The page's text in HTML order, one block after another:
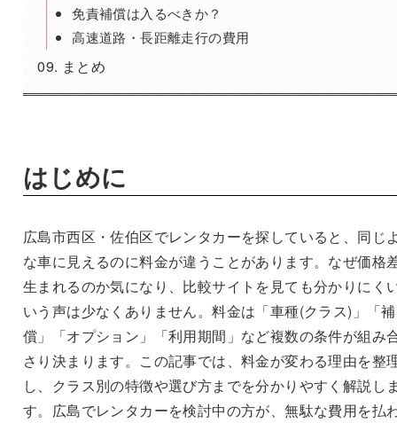
免責補償は入るべきか？
高速道路・長距離走行の費用
まとめ
はじめに
広島市西区・佐伯区でレンタカーを探していると、同じ
な車に見えるのに料金が違うことがあります。なぜ価格
生まれるのか気になり、比較サイトを見ても分かりにく
いう声は少なくありません。料金は「車種(クラス)」「補
償」「オプション」「利用期間」など複数の条件が組み
さり決まります。この記事では、料金が変わる理由を整
し、クラス別の特徴や選び方までを分かりやすく解説し
す。広島でレンタカーを検討中の方が、無駄な費用を払